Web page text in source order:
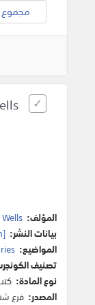
مجموع
المؤلف:
بيانات النشر: [London]
المواضيع:
تصنيف
نوع المادة:
المصدر: فرع